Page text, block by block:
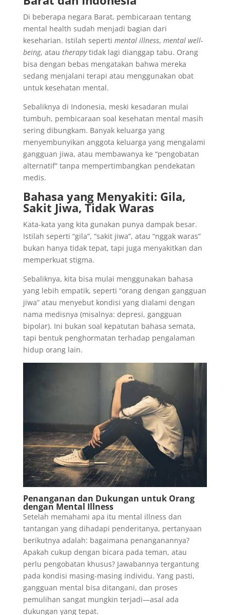
Di beberapa negara Barat, pembicaraan tentang
mental health sudah menjadi bagian dari
keseharian. Istilah seperti mental illness, mental well-
being, atau therapytidak lagi dianggap tabu. Orang
bisa dengan bebas mengatakan bahwa mereka
sedang menjalani terapi atau menggunakan obat
untuk kesehatan mental.
Sebaliknya di Indonesia, meski kesadaran mulai
tumbuh, pembicaraan soal kesehatan mental masih
sering dibungkam. Banyak keluarga yang
menyembunyikan anggota keluarga yang mengalami
gangguan jiwa, atau membawanya ke “pengobatan
alternatif” tanpa mempertimbangkan pendekatan
medis.
Bahasa yang Menyakiti: Gila,
Sakit Jiwa, Tidak Waras
Kata-kata yang kita gunakan punya dampak besar.
Istilah seperti “gila”, “sakit jiwa”, atau “nggak waras”
bukan hanya tidak tepat, tapi juga menyakitkan dan
memperkuat stigma.
Sebaliknya, kita bisa mulai menggunakan bahasa
yang lebih empatik, seperti “orang dengan gangguan
jiwa” atau menyebut kondisi yang dialami dengan
nama medisnya (misalnya: depresi, gangguan
bipolar). Ini bukan soal kepatutan bahasa semata,
tapi bentuk penghormatan terhadap pengalaman
hidup orang lain.
Penanganan dan Dukungan untuk Orang
dengan Mental Illness
Setelah memahami apa itu mental illness dan
tantangan yang dihadapi penderitanya, pertanyaan
berikutnya adalah: bagaimana penanganannya?
Apakah cukup dengan bicara pada teman, atau
perlu pengobatan khusus? Jawabannya tergantung
pada kondisi masing-masing individu. Yang pasti,
gangguan mental bisa ditangani, dan proses
pemulihan sangat mungkin terjadi—asal ada
dukungan yang tepat.